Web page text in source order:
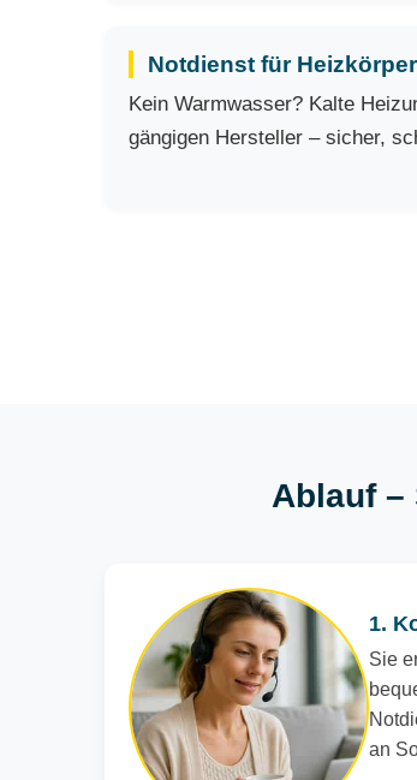
Notdienst für
Kein Warmwasser? Kalte
gängigen Hersteller – sicher,
Ablauf –
1.
Sie
an